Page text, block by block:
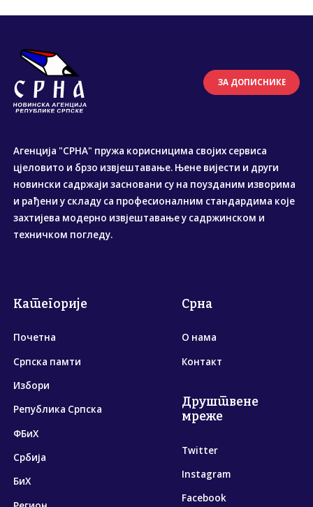
ЗА ДОПИСНИКЕ
Агенција "СРНА" пружа корисницима својих сервиса
цјеловито и брзо извјештавање. Њене вијести и други
новински садржаји засновани су на поузданим изворима
и рађени у складу са професионалним стандардима које
захтијева модерно извјештавање у садржинском и
техничком погледу.
Категорије
Почетна
Српска памти
Избори
Република Српска
ФБиХ
Србија
БиХ
Срна
О нама
Контакт
Друштвене
мреже
Twitter
Instagram
Facebook